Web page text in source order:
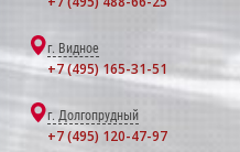
г. Видное
+7 (495) 165-31-51
г. Долгопрудный
+7 (495) 120-47-97